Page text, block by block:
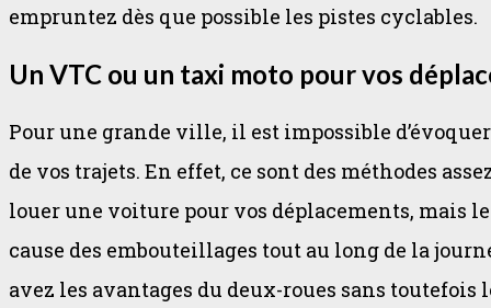
empruntez dès que possible les pistes cyclables.
Un VTC ou un taxi moto pour vos
Pour une grande ville, il est impossible
de vos trajets. En effet, ce sont des méthodes
louer une voiture pour vos déplacements, mais
cause des embouteillages tout au long de la
avez les avantages du deux-roues sans toutefois